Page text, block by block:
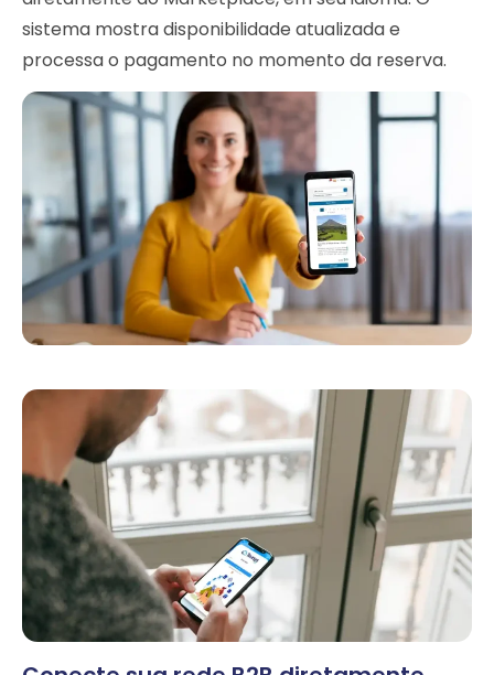
sistema mostra disponibilidade atualizada e
processa o pagamento no momento da reserva.